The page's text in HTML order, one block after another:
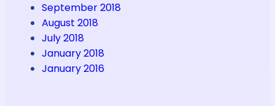
September 2018
August 2018
July 2018
January 2018
January 2016